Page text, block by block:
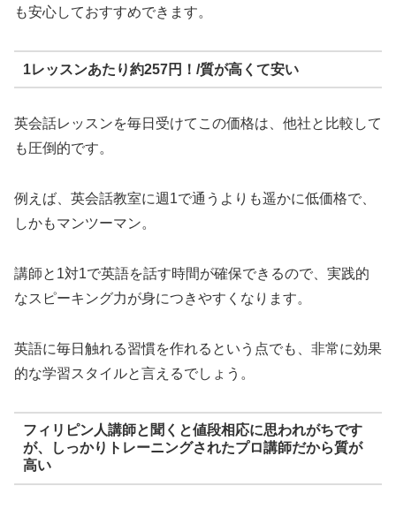
も安心しておすすめできます。
1レッスンあたり約257円！/質が高くて安い
英会話レッスンを毎日受けてこの価格は、他社と比較して
も圧倒的です。
例えば、英会話教室に週1で通うよりも遥かに低価格で、
しかもマンツーマン。
講師と1対1で英語を話す時間が確保できるので、実践的
なスピーキング力が身につきやすくなります。
英語に毎日触れる習慣を作れるという点でも、非常に効果
的な学習スタイルと言えるでしょう。
フィリピン人講師と聞くと値段相応に思われがちです
が、しっかりトレーニングされたプロ講師だから質が
高い